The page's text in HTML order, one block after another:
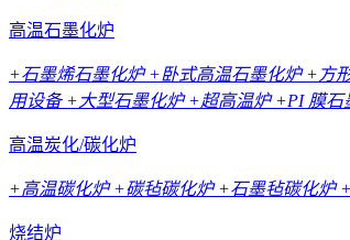
高温石墨化炉
+石墨烯石墨化炉+卧式高温石墨化炉+方
用设备 +大型石墨化炉+超高温炉+PI 膜石
高温炭化/碳化炉
+高温碳化炉+碳毡碳化炉+石墨毡碳化炉
烧结炉